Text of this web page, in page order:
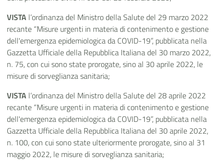
VISTA l’ordinanza del Ministro della Salute del 29 marzo 2022
recante “Misure urgenti in materia di contenimento e gestione
dell'emergenza epidemiologica da COVID-19”, pubblicata nella
Gazzetta Ufficiale della Repubblica Italiana del 30 marzo 2022,
n. 75, con cui sono state prorogate, sino al 30 aprile 2022, le
misure di sorveglianza sanitaria;
VISTA l’ordinanza del Ministro della Salute del 28 aprile 2022
recante “Misure urgenti in materia di contenimento e gestione
dell'emergenza epidemiologica da COVID-19”, pubblicata nella
Gazzetta Ufficiale della Repubblica Italiana del 30 aprile 2022,
n. 100, con cui sono state ulteriormente prorogate, sino al 31
maggio 2022, le misure di sorveglianza sanitaria;